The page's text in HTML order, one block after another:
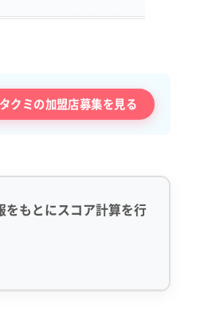
クミの加盟店募集を見る
をもとにスコア計算を行